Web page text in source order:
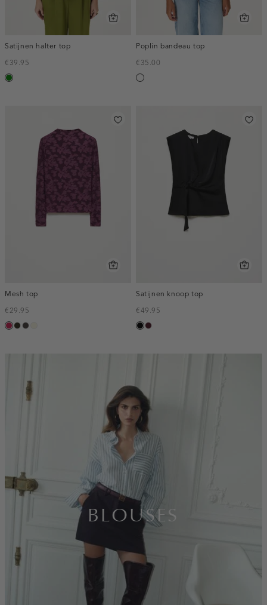
Satijnen halter top
€39.95
groen
Poplin bandeau top
€35.00
wit
Mesh top
€29.95
mauve
groen,
donker
choco
white
Satijnen knoop top
€49.95
zwartpruim,
BLOUSES